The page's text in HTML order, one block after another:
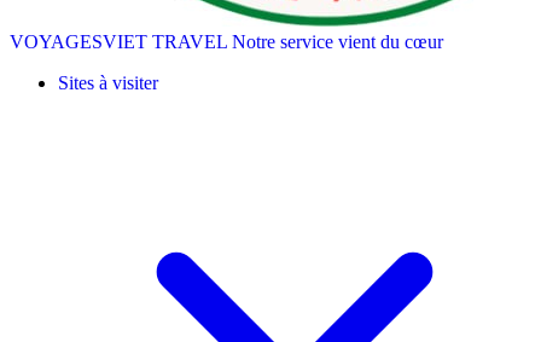
VOYAGESVIET TRAVEL Notre service vient du cœur
Sites à visiter